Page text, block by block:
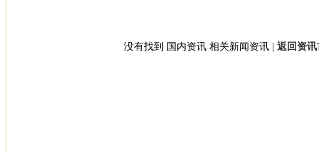
没有找到 国内资讯 相关新闻资讯 | 返回资讯